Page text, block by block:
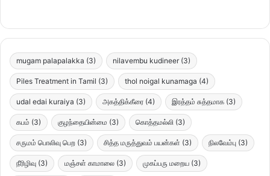
mugam palapalakka (3) nilavembu kudineer (3)
Piles Treatment in Tamil (3) thol noigal kunamaga (4)
udal edai kuraiya (3) அகத்திக்கீரை (4) இரத்தம் சுத்தமாக (3)
கபம் (3) குழந்தையின்மை (3) கொத்தமல்லி (3)
சருமம் பொலிவு பெற (3) சித்த மருத்துவம் பயன்கள் (3) நிலவேம்பு (3)
நீரிழிவு (3) மஞ்சள் காமாலை (3) முகப்பரு மறைய (3)